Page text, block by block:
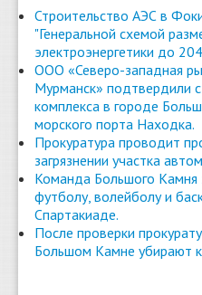
Строительство АЭС в
"Генеральной схемой
электроэнергетики до
ООО «Северо-западная
Мурманск» подтвердили
комплекса в городе
морского порта Находка.
Прокуратура проводит
загрязнении участка
Команда Большого Камня
футболу, волейболу и
Спартакиаде.
После проверки
Большом Камне убирают